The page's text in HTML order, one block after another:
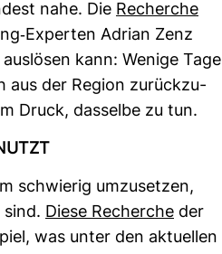
nahe. Die Recherche
​Experten Adrian Zenz
kann: Wenige Tage
aus der Region zurück­zu­
Druck, das­selbe zu tun.
schwierig umzu­setzen,
Diese Recherche der
was unter den aktu­ellen